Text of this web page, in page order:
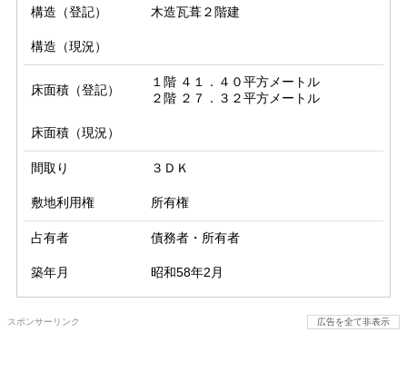
構造（登記） 木造瓦葺２階建
構造（現況）
床面積（登記）
１階 ４１．４０平方メートル
２階 ２７．３２平方メートル
床面積（現況）
間取り ３ＤＫ
敷地利用権 所有権
占有者 債務者・所有者
築年月 昭和58年2月
スポンサーリンク 広告を全て非表示